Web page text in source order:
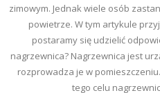
zimowym. Jednak wiele osób
powietrze. W tym artykule
postaramy się udzielić
nagrzewnica? Nagrzewnica jest
rozprowadza je w
tego celu